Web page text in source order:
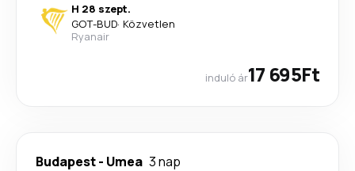
H 28 szept.
GOT-BUD· Közvetlen
Ryanair
induló ár17 695Ft
Budapest- Umea 3 nap